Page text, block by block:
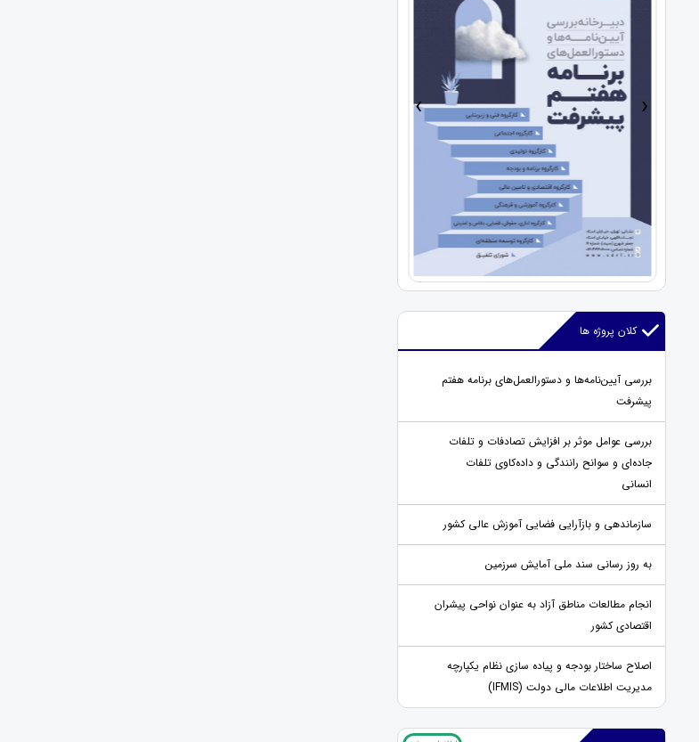
› ‹
کلان پروژه ها
بررسی آیین‌نامه‌ها و دستورالعمل‌های برنامه هفتم
پیشرفت
بررسی عوامل موثر بر افزایش تصادفات و تلفات
جاده‌ای و سوانح رانندگی و داده‌کاوی تلفات
انسانی
سازماندهی و بازآرایی فضایی آموزش عالی کشور
به روز رسانی سند ملی آمایش سرزمین
انجام مطالعات مناطق آزاد به عنوان نواحی پیشران
اقتصادی کشور
اصلاح ساختار بودجه و پیاده سازی نظام یکپارچه
مدیریت اطلاعات مالی دولت (IFMIS)